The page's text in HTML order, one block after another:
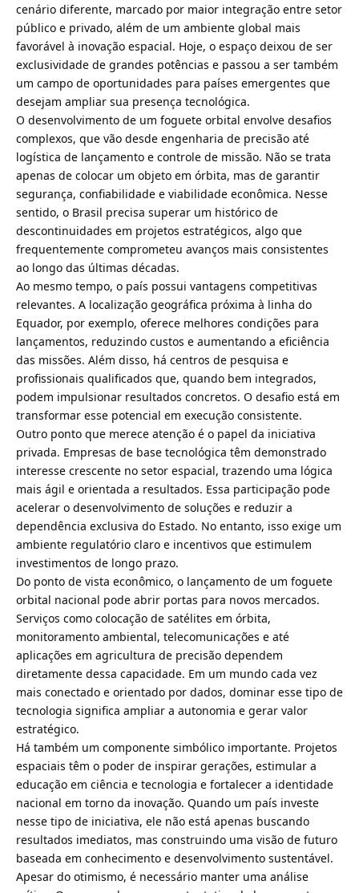
cenário diferente, marcado por maior integração entre setor
público e privado, além de um ambiente global mais
favorável à inovação espacial. Hoje, o espaço deixou de ser
exclusividade de grandes potências e passou a ser também
um campo de oportunidades para países emergentes que
desejam ampliar sua presença tecnológica.
O desenvolvimento de um foguete orbital envolve desafios
complexos, que vão desde engenharia de precisão até
logística de lançamento e controle de missão. Não se trata
apenas de colocar um objeto em órbita, mas de garantir
segurança, confiabilidade e viabilidade econômica. Nesse
sentido, o Brasil precisa superar um histórico de
descontinuidades em projetos estratégicos, algo que
frequentemente comprometeu avanços mais consistentes
ao longo das últimas décadas.
Ao mesmo tempo, o país possui vantagens competitivas
relevantes. A localização geográfica próxima à linha do
Equador, por exemplo, oferece melhores condições para
lançamentos, reduzindo custos e aumentando a eficiência
das missões. Além disso, há centros de pesquisa e
profissionais qualificados que, quando bem integrados,
podem impulsionar resultados concretos. O desafio está em
transformar esse potencial em execução consistente.
Outro ponto que merece atenção é o papel da iniciativa
privada. Empresas de base tecnológica têm demonstrado
interesse crescente no setor espacial, trazendo uma lógica
mais ágil e orientada a resultados. Essa participação pode
acelerar o desenvolvimento de soluções e reduzir a
dependência exclusiva do Estado. No entanto, isso exige um
ambiente regulatório claro e incentivos que estimulem
investimentos de longo prazo.
Do ponto de vista econômico, o lançamento de um foguete
orbital nacional pode abrir portas para novos mercados.
Serviços como colocação de satélites em órbita,
monitoramento ambiental, telecomunicações e até
aplicações em agricultura de precisão dependem
diretamente dessa capacidade. Em um mundo cada vez
mais conectado e orientado por dados, dominar esse tipo de
tecnologia significa ampliar a autonomia e gerar valor
estratégico.
Há também um componente simbólico importante. Projetos
espaciais têm o poder de inspirar gerações, estimular a
educação em ciência e tecnologia e fortalecer a identidade
nacional em torno da inovação. Quando um país investe
nesse tipo de iniciativa, ele não está apenas buscando
resultados imediatos, mas construindo uma visão de futuro
baseada em conhecimento e desenvolvimento sustentável.
Apesar do otimismo, é necessário manter uma análise